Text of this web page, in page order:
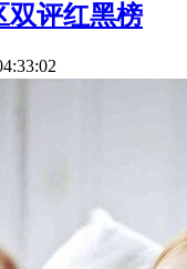
双评红黑榜